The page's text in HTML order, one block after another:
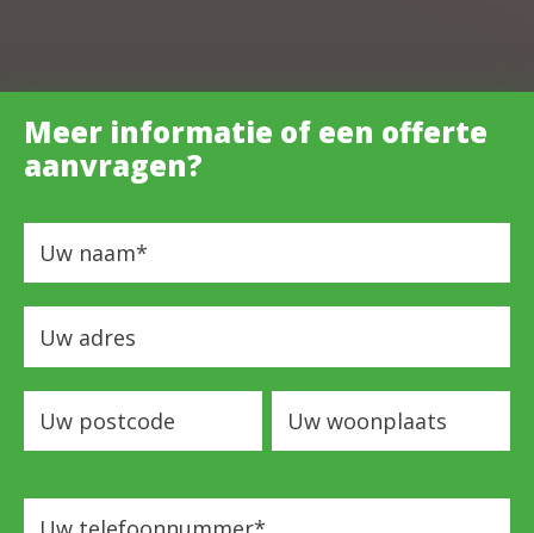
Meer informatie of een offerte
aanvragen?